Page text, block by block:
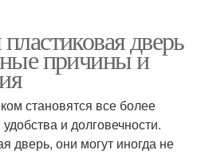
дверь
причины и
становятся все более
и долговечности.
дверь, они могут иногда не